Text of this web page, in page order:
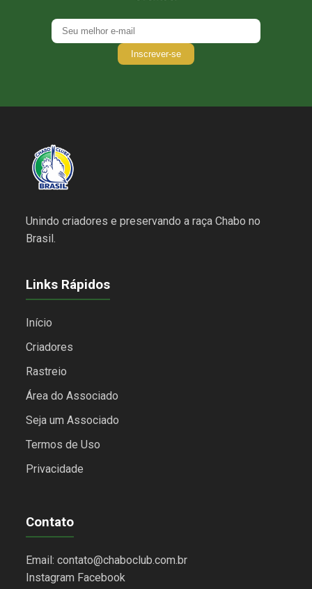
Inscrever-se
Unindo criadores e preservando a raça Chabo no
Brasil.
Links Rápidos
Início
Criadores
Rastreio
Área do Associado
Seja um Associado
Termos de Uso
Privacidade
Contato
Email: contato@chaboclub.com.br
Instagram Facebook